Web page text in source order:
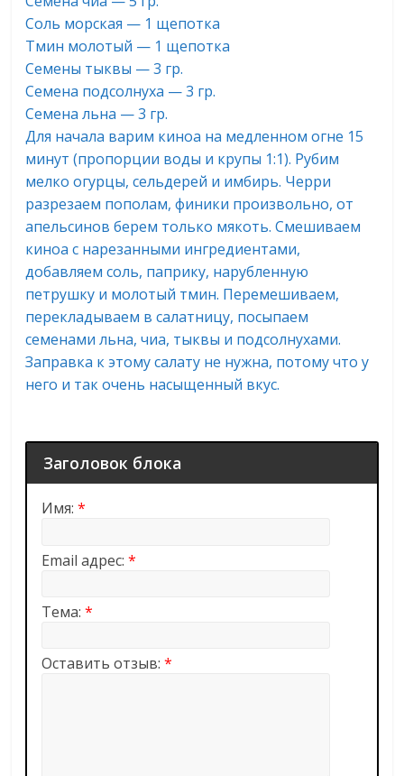
Соль морская — 1 щепотка
Тмин молотый — 1 щепотка
Семены тыквы — 3 гр.
Семена подсолнуха — 3 гр.
Семена льна — 3 гр.
Для начала варим киноа на медленном огне 15
минут (пропорции воды и крупы 1:1). Рубим
мелко огурцы, сельдерей и имбирь. Черри
разрезаем пополам, финики произвольно, от
апельсинов берем только мякоть. Смешиваем
киноа с нарезанными ингредиентами,
добавляем соль, паприку, нарубленную
петрушку и молотый тмин. Перемешиваем,
перекладываем в салатницу, посыпаем
семенами льна, чиа, тыквы и подсолнухами.
Заправка к этому салату не нужна, потому что у
него и так очень насыщенный вкус.
Заголовок блока
Имя:*
Email адрес:*
Тема:*
Оставить отзыв:*